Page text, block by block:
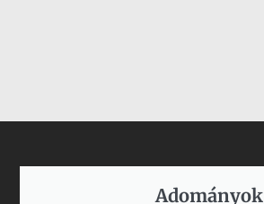
Adományok​